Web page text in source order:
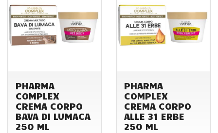
PHARMA
COMPLEX
CREMA CORPO
BAVA DI LUMACA
250 ML
PHARMA
COMPLEX
CREMA CORPO
ALLE 31 ERBE
250 ML